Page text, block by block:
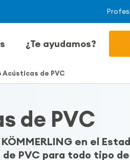
¿Te ayudamos?
Acústicas de PVC
de PVC
en el
PVC para todo tipo